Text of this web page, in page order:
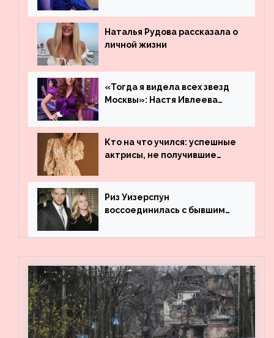
Наталья Рудова рассказала о
личной жизни
«Тогда я видела всех звезд
Москвы»: Настя Ивлеева
популярности и выложила
архивные фото
Кто на что учился: успешные
актрисы, не получившие
Риз Уизерспун
воссоединилась с бывшим